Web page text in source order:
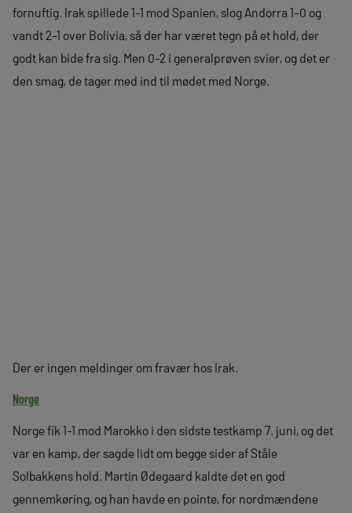
fornuftig. Irak spillede 1-1 mod Spanien, slog Andorra 1-0 og
vandt 2-1 over Bolivia, så der har været tegn på et hold, der
godt kan bide fra sig. Men 0-2 i generalprøven svier, og det er
den smag, de tager med ind til mødet med Norge.
Der er ingen meldinger om fravær hos Irak.
Norge
Norge fik 1-1 mod Marokko i den sidste testkamp 7. juni, og det
var en kamp, der sagde lidt om begge sider af Ståle
Solbakkens hold. Martin Ødegaard kaldte det en god
gennemkøring, og han havde en pointe, for nordmændene